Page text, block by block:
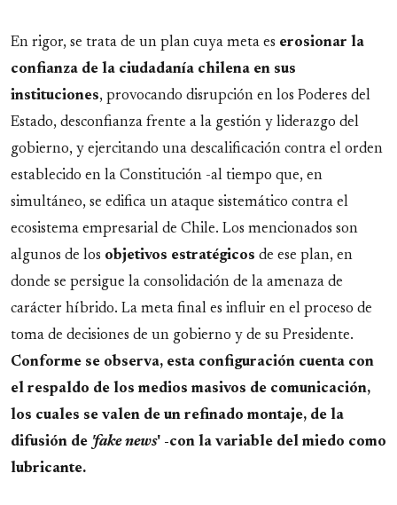
En rigor, se trata de un plan cuya meta es erosionar la
confianza de la ciudadanía chilena en sus
instituciones, provocando disrupción en los Poderes del
Estado, desconfianza frente a la gestión y liderazgo del
gobierno, y ejercitando una descalificación contra el orden
establecido en la Constitución -al tiempo que, en
simultáneo, se edifica un ataque sistemático contra el
ecosistema empresarial de Chile. Los mencionados son
algunos de los objetivos estratégicos de ese plan, en
donde se persigue la consolidación de la amenaza de
carácter híbrido. La meta final es influir en el proceso de
toma de decisiones de un gobierno y de su Presidente.
Conforme se observa, esta configuración cuenta con
el respaldo de los medios masivos de comunicación,
los cuales se valen de un refinado montaje, de la
difusión de 'fake news' -con la variable del miedo como
lubricante.